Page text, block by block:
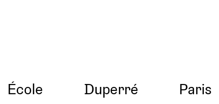
École Duperré Paris